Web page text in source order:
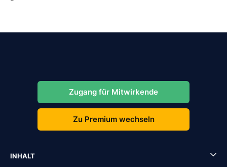
Zugang für Mitwirkende
Zu Premium wechseln
INHALT